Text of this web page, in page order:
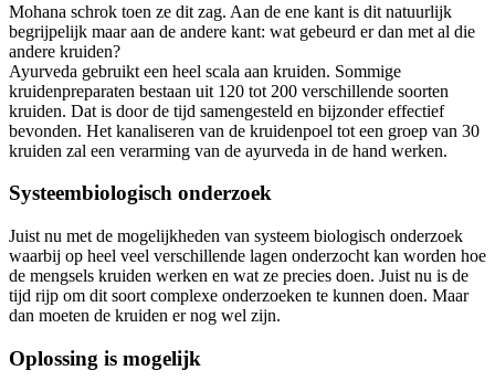
Mohana schrok toen ze dit zag. Aan de ene kant is dit natuurlijk
begrijpelijk maar aan de andere kant: wat gebeurd er dan met al die
andere kruiden?
Ayurveda gebruikt een heel scala aan kruiden. Sommige
kruidenpreparaten bestaan uit 120 tot 200 verschillende soorten
kruiden. Dat is door de tijd samengesteld en bijzonder effectief
bevonden. Het kanaliseren van de kruidenpoel tot een groep van 30
kruiden zal een verarming van de ayurveda in de hand werken.
Systeembiologisch onderzoek
Juist nu met de mogelijkheden van systeem biologisch onderzoek
waarbij op heel veel verschillende lagen onderzocht kan worden hoe
de mengsels kruiden werken en wat ze precies doen. Juist nu is de
tijd rijp om dit soort complexe onderzoeken te kunnen doen. Maar
dan moeten de kruiden er nog wel zijn.
Oplossing is mogelijk